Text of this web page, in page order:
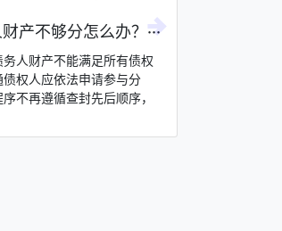
产不够分怎么办？···
务人财产不能满足所有债权
债权人应依法申请参与分
不再遵循查封先后顺序，